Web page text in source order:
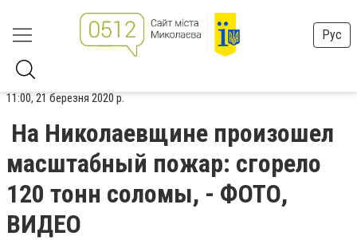
Рус
11:00, 21 березня 2020 р.
На Николаевщине произошел
масштабный пожар: сгорело
120 тонн соломы, - ФОТО,
ВИДЕО